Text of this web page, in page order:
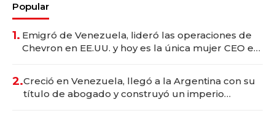
Popular
1. Emigró de Venezuela, lideró las operaciones de
Chevron en EE.UU. y hoy es la única mujer CEO en
2.Creció en Venezuela, llegó a la Argentina con su
título de abogado y construyó un imperio